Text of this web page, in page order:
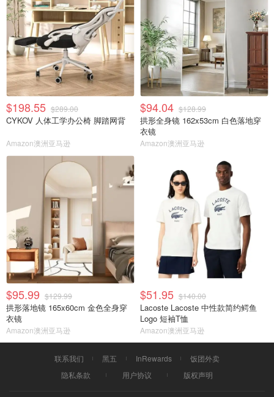
$198.55 $289.00
CYKOV 人体工学办公椅 脚踏网背
Amazon澳洲亚马逊
$94.04 $128.99
拱形全身镜 162x53cm 白色落地穿
衣镜
Amazon澳洲亚马逊
$95.99 $129.99
拱形落地镜 165x60cm 金色全身穿
衣镜
Amazon澳洲亚马逊
$51.95 $140.00
Lacoste Lacoste 中性款简约鳄鱼
Logo 短袖T恤
Amazon澳洲亚马逊
联系我们 黑五 InRewards
饭团外卖
隐私条款
用户协议 版权声明